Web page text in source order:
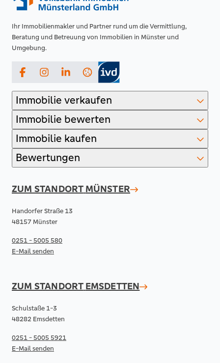
Ihr Immobilienmakler und Partner rund um die Vermittlung,
Beratung und Betreuung von Immobilien in Münster und
Umgebung.
FacebookInstagramLinkedIn
Immobilie verkaufen
Immobilie bewerten
Immobilie kaufen
Bewertungen
ZUM STANDORT MÜNSTER
Handorfer Straße 13
48157 Münster
0251 - 5005 580
E-Mail senden
ZUM STANDORT EMSDETTEN
Schulstaße 1-3
48282 Emsdetten
0251 - 5005 5921
E-Mail senden